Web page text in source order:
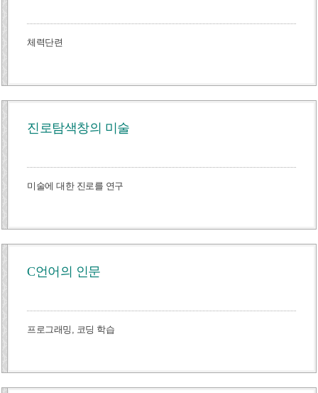
체력단련
진로탐색창의 미술
미술에 대한 진로를 연구
C언어의 인문
프로그래밍, 코딩 학습